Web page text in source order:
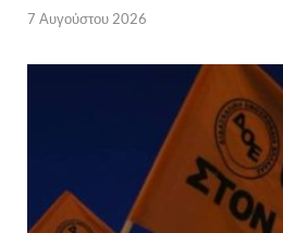
7 Αυγούστου 2026